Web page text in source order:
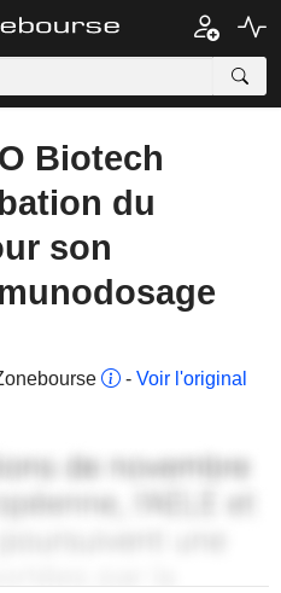
Biotech
du
son
- Voir l'original